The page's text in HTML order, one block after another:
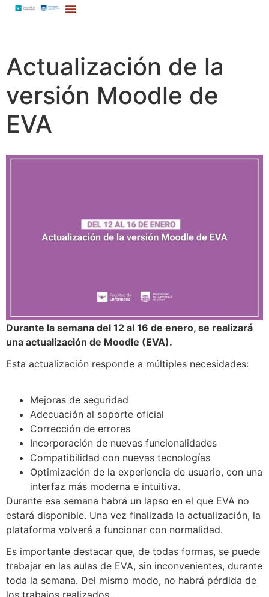
Actualización de la
versión Moodle de
EVA
Durante la semana del 12 al 16 de enero, se realizará
una actualización de Moodle (EVA).
Esta actualización responde a múltiples necesidades:
Mejoras de seguridad
Adecuación al soporte oficial
Corrección de errores
Incorporación de nuevas funcionalidades
Compatibilidad con nuevas tecnologías
Optimización de la experiencia de usuario, con una
interfaz más moderna e intuitiva.
Durante esa semana habrá un lapso en el que EVA no
estará disponible. Una vez finalizada la actualización, la
plataforma volverá a funcionar con normalidad.
Es importante destacar que, de todas formas, se puede
trabajar en las aulas de EVA, sin inconvenientes, durante
toda la semana. Del mismo modo, no habrá pérdida de
los trabajos realizados.